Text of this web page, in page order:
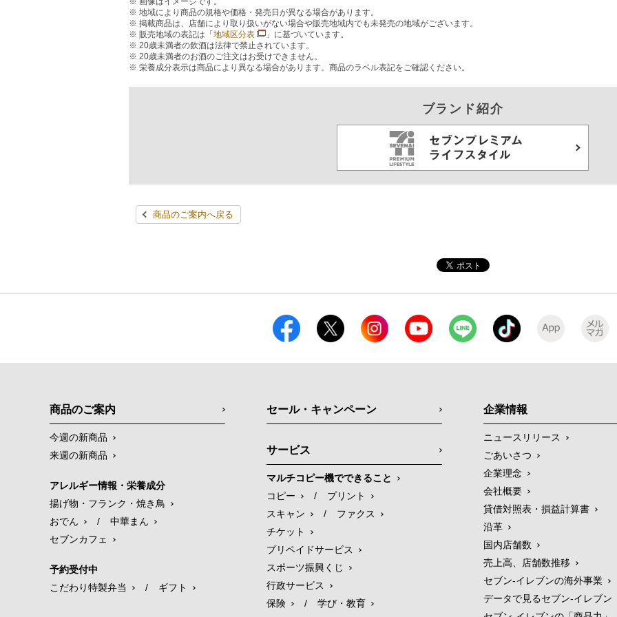
地域により商品の規格や価格・発売日が異なる場合があります。
掲載商品は、店舗により取り扱いがない場合や販売地域内でも未発売の地域がございます。
販売地域の表記は「 地域区分表
」に基づいています。
20歳未満者の飲酒は法律で禁止されています。
20歳未満者のお酒のご注文はお受けできません。
栄養成分表示は商品により異なる場合があります。商品のラベル表記をご確認ください。
ブランド紹介
商品のご案内へ戻る
商品のご案内
今週の新商品
来週の新商品
アレルギー情報・栄養成分
揚げ物・フランク・焼き鳥
おでん
/
中華まん
セブンカフェ
予約受付中
こだわり特製弁当
/ ギフト
セール・キャンペーン
サービス
マルチコピー機でできること
コピー
/
プリント
スキャン
/
ファクス
チケット
プリペイドサービス
スポーツ振興くじ
行政サービス
保険
/ 学び・教育
企業情報
ニュースリリース
ごあいさつ
企業理念
会社概要
貸借対照表・損益計算書
沿革
国内店舗数
売上高、店舗数推移
セブン‐イレブンの海外事業
データで見るセブン‐イレブン